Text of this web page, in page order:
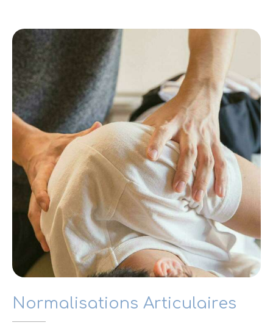
Normalisations Articulaires